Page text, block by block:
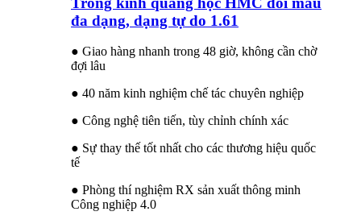
đa dạng, dạng tự do 1.61
● Giao hàng nhanh trong 48 giờ, không cần chờ
đợi lâu
● 40 năm kinh nghiệm chế tác chuyên nghiệp
● Công nghệ tiên tiến, tùy chỉnh chính xác
● Sự thay thế tốt nhất cho các thương hiệu quốc
tế
● Phòng thí nghiệm RX sản xuất thông minh
Công nghiệp 4.0